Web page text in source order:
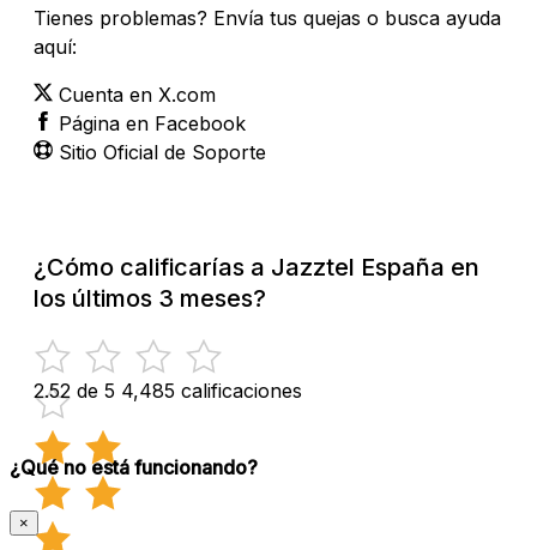
Tienes problemas? Envía tus quejas o busca ayuda
aquí:
Cuenta en X.com
Página en Facebook
Sitio Oficial de Soporte
¿Cómo calificarías a Jazztel España en
los últimos 3 meses?
2.52 de 5 4,485 calificaciones
¿Qué no está funcionando?
×